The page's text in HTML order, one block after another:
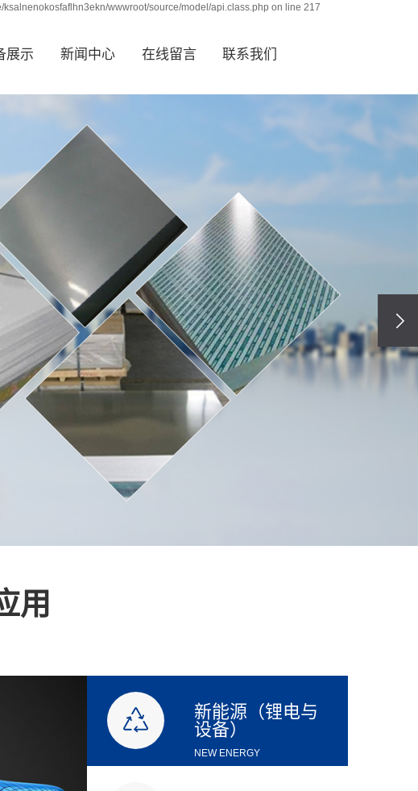
wwwroot/source/model/api.class.php on line 217
展示 新闻中心 在线留言 联系我们
用
新能源（锂电与
设备）
NEW ENERGY